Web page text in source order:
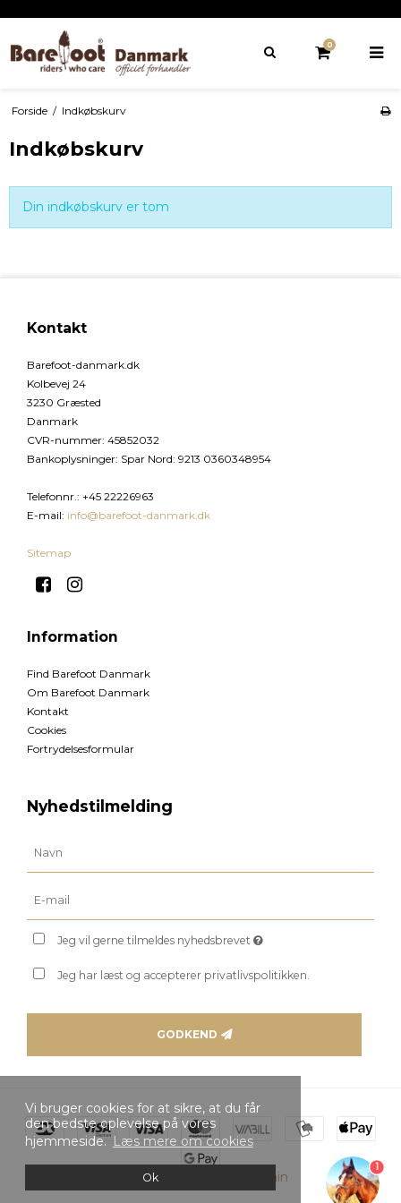
Vi bruger cookies for at sikre, at du får
den bedste oplevelse på vores
hjemmeside. Læs mere om cookies
Ok
0
Forside / Indkøbskurv
Indkøbskurv
Din indkøbskurv er tom
Kontakt
Barefoot-danmark.dk
Kolbevej 24
3230 Græsted
Danmark
CVR-nummer: 45852032
Bankoplysninger: Spar Nord: 9213 0360348954
Telefonnr.: +45 22226963
E-mail: info@barefoot-danmark.dk
Sitemap
Information
Find Barefoot Danmark
Om Barefoot Danmark
Kontakt
Cookies
Fortrydelsesformular
Nyhedstilmelding
Jeg vil gerne tilmeldes nyhedsbrevet
Jeg har læst og accepterer privatlivspolitikken.
GODKEND
Skabt med ♥ af DanDomain
1